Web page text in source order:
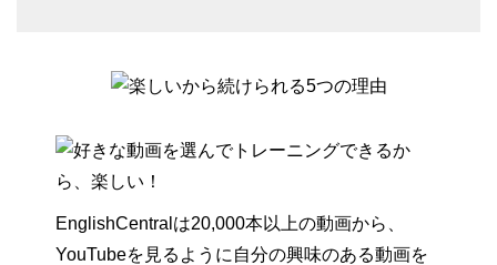
EnglishCentralは20,000本以上の動画から、
YouTubeを見るように自分の興味のある動画を